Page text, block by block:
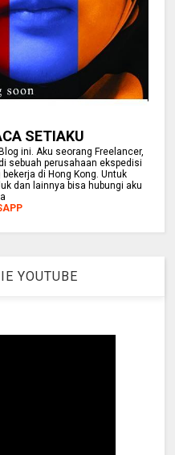
SETIAKU
ini. Aku seorang Freelancer,
sebuah perusahaan ekspedisi
di Hong Kong. Untuk
dan lainnya bisa hubungi aku
YOUTUBE